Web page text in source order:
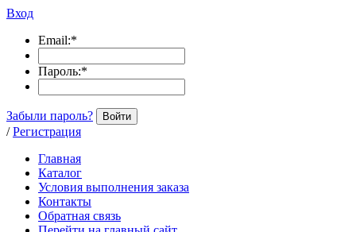
Вход
Email:*
Пароль:*
Забыли пароль? Войти
/ Регистрация
Главная
Каталог
Условия выполнения заказа
Контакты
Обратная связь